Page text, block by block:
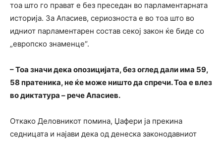
тоа што го прават е без преседан во парламентарната
историја. За Апасиев, сериозноста е во тоа што во
идниот парламентарен состав секој закон ќе биде со
„европско знаменце“.
– Тоа значи дека опозицијата, без оглед дали има 59,
58 пратеника, не ќе може ништо да спречи. Тоа е влез
во диктатура – рече Апасиев.
Откако Деловникот помина, Џафери ја прекина
седницата и најави дека од денеска законодавниот